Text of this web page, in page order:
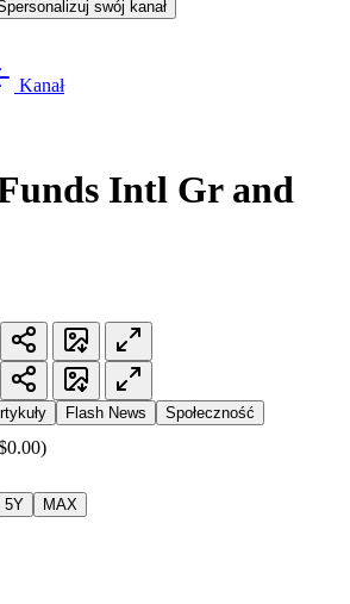
swój kanał
Kanał
Intl Gr and
Flash News Społeczność
5Y MAX